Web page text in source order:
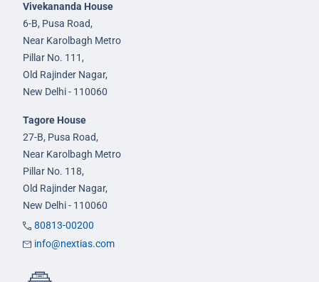
Vivekananda House
6-B, Pusa Road,
Near Karolbagh Metro
Pillar No. 111,
Old Rajinder Nagar,
New Delhi - 110060
Tagore House
27-B, Pusa Road,
Near Karolbagh Metro
Pillar No. 118,
Old Rajinder Nagar,
New Delhi - 110060
80813-00200
info@nextias.com